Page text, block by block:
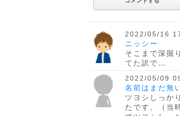
2022/05/16
ニッシー
そこまで深掘
てた訳で…
2022/05/09
名前はまだ無
ツヨシしっか
たです。（当